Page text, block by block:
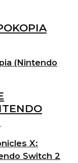
(Nintendo
X:
Switch 2